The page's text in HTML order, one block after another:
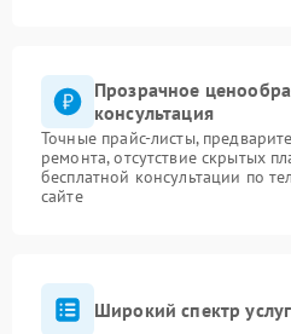
Прозрачное
консультация
Точные прайс-листы,
ремонта, отсутствие скрытых
бесплатной консультации по
сайте
Широкий спектр услуг